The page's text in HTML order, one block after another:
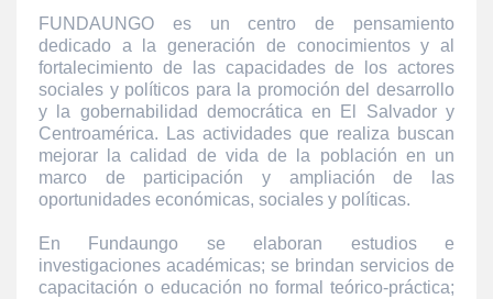
FUNDAUNGO es un centro de pensamiento
dedicado a la generación de conocimientos y al
fortalecimiento de las capacidades de los actores
sociales y políticos para la promoción del desarrollo
y la gobernabilidad democrática en El Salvador y
Centroamérica. Las actividades que realiza buscan
mejorar la calidad de vida de la población en un
marco de participación y ampliación de las
oportunidades económicas, sociales y políticas.
En Fundaungo se elaboran estudios e
investigaciones académicas; se brindan servicios de
capacitación o educación no formal teórico-práctica;